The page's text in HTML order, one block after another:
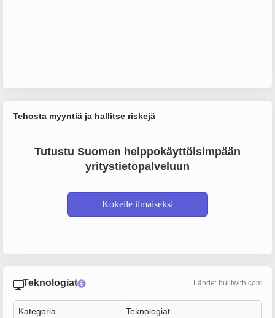
Tehosta myyntiä ja hallitse riskejä
Tutustu Suomen helppokäyttöisimpään
yritystietopalveluun
Kokeile ilmaiseksi
Teknologiat Lähde: builtwith.com
Kategoria Teknologiat